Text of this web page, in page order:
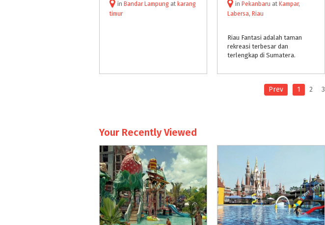
in Bandar Lampung at karang
timur
in Pekanbaru at Kampar,
Labersa, Riau
Riau Fantasi adalah taman
rekreasi terbesar dan
terlengkap di Sumatera.
Prev 1 2 3
Your Recently Viewed